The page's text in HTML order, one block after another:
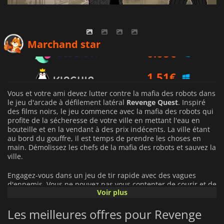
Marchand star
2.99€
Vous et votre ami devez lutter contre la mafia des robots dans
le jeu d'arcade à défilement latéral Revenge Quest. Inspiré
des films noirs, le jeu commence avec la mafia des robots qui
profite de la sécheresse de votre ville en mettant l'eau en
bouteille et en la vendant à des prix indécents. La ville étant
au bord du gouffre, il est temps de prendre les choses en
main. Démolissez les chefs de la mafia des robots et sauvez la
ville.
Engagez-vous dans un jeu de tir rapide avec des vagues
d'ennemis. Vous ne pouvez pas vous contenter de courir et de
les abattre: chaque niveau présente de nouveaux défis sous
vous pouvez vous mettre à l'abri de la pluie de balles. Vous
pouvez également déplacer des objets de manière tactique
Voir plus
Les meilleures offres pour Revenge